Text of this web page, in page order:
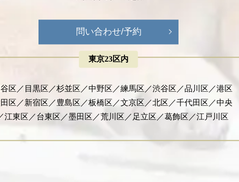
問い合わせ/予約
東京23区内
区／目黒区／杉並区／中野区／練馬区／渋谷区／品川区／港区
田区／新宿区／豊島区／板橋区／文京区／北区／千代田区／中央
江東区／台東区／墨田区／荒川区／足立区／葛飾区／江戸川区